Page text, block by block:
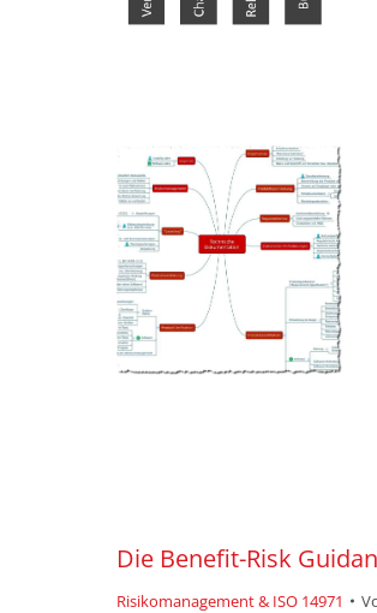
Die Benefit-Risk
Risikomanagement & ISO 14971